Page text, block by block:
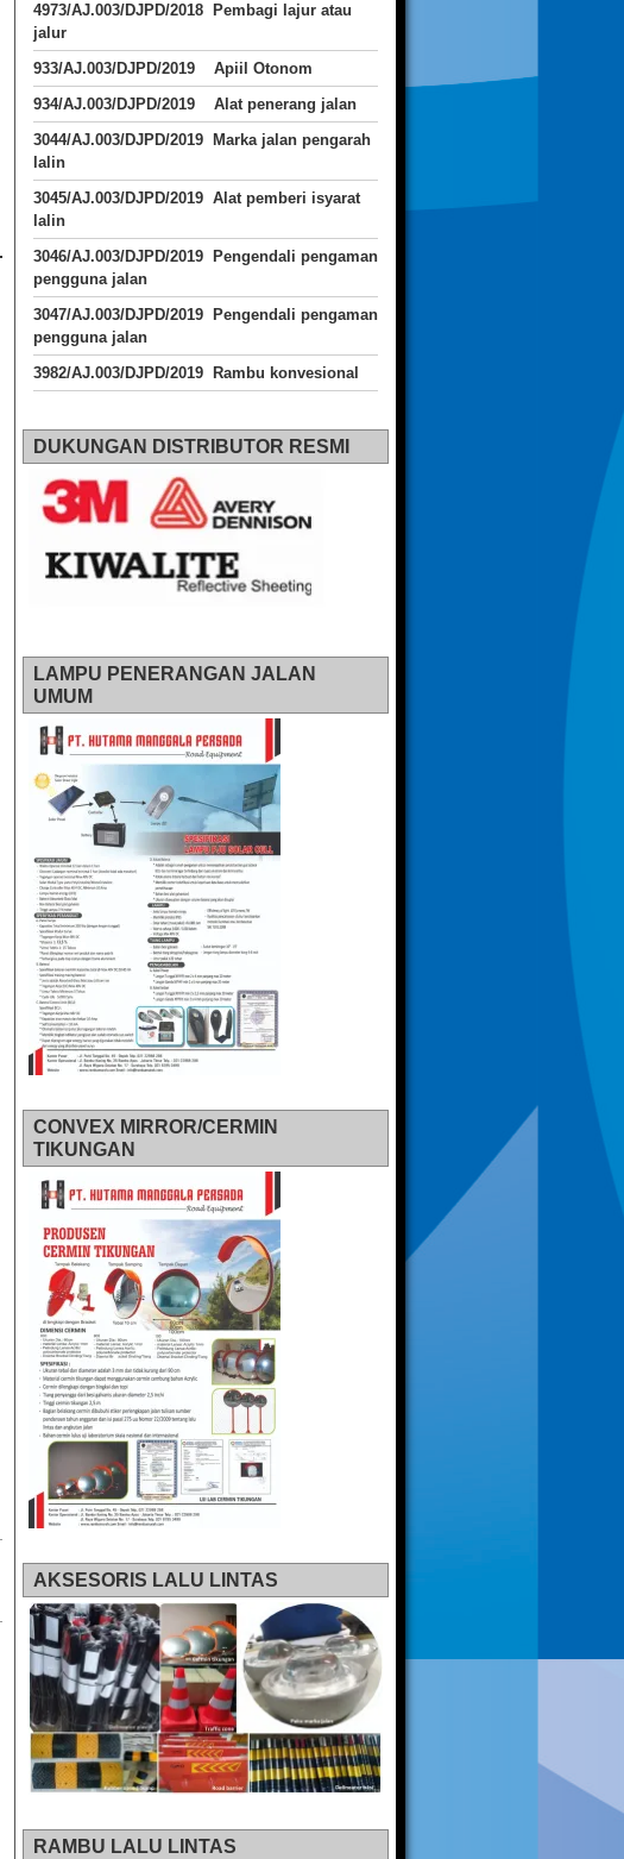
4973/AJ.003/DJPD/2018
Pembagi lajur atau
jalur
933/AJ.003/DJPD/2019 Apiil Otonom
934/AJ.003/DJPD/2019 Alat penerang jalan
3044/AJ.003/DJPD/2019 Marka jalan pengarah
lalin
3045/AJ.003/DJPD/2019 Alat pemberi isyarat
lalin
3046/AJ.003/DJPD/2019 Pengendali pengaman
pengguna jalan
3047/AJ.003/DJPD/2019 Pengendali pengaman
pengguna jalan
3982/AJ.003/DJPD/2019 Rambu konvesional
DUKUNGAN DISTRIBUTOR RESMI
LAMPU PENERANGAN JALAN
UMUM
CONVEX MIRROR/CERMIN
TIKUNGAN
AKSESORIS LALU LINTAS
RAMBU LALU LINTAS